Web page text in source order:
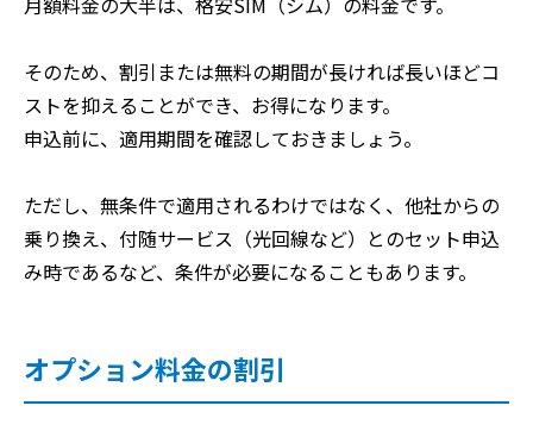
そのため、割引または無料の期間が長ければ長いほどコ
ストを抑えることができ、お得になります。
申込前に、適用期間を確認しておきましょう。
ただし、無条件で適用されるわけではなく、他社からの
乗り換え、付随サービス（光回線など）とのセット申込
み時であるなど、条件が必要になることもあります。
オプション料金の割引